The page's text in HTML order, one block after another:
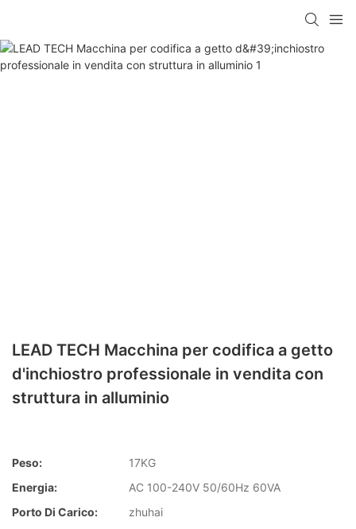
LEAD TECH Macchina per codifica a getto
d'inchiostro professionale in vendita con
struttura in alluminio
Peso:
17KG
Energia:
AC 100-240V 50/60Hz 60VA
Porto Di Carico:
zhuhai